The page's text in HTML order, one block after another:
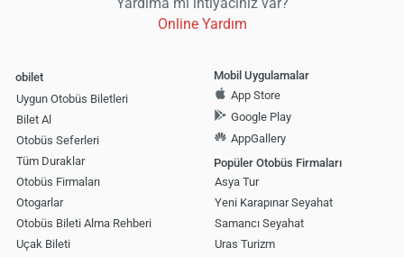
Online Yardım
obilet
Uygun Otobüs Biletleri
Bilet Al
Otobüs Seferleri
Tüm Duraklar
Otobüs Firmaları
Otogarlar
Otobüs Bileti Alma Rehberi
Uçak Bileti
Mobil Uygulamalar
App Store
Google Play
AppGallery
Popüler Otobüs Firmaları
Asya Tur
Yeni Karapınar Seyahat
Samancı Seyahat
Uras Turizm